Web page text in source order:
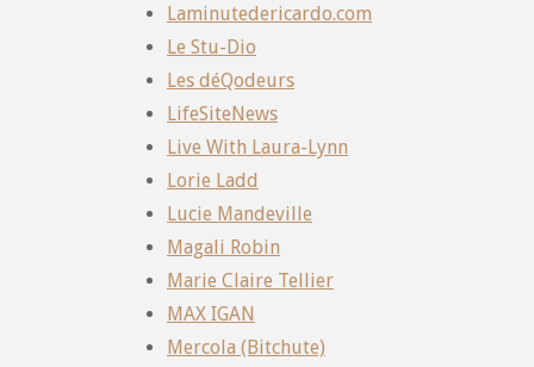
Laminutedericardo.com
Le Stu-Dio
Les déQodeurs
LifeSiteNews
Live With Laura-Lynn
Lorie Ladd
Lucie Mandeville
Magali Robin
Marie Claire Tellier
MAX IGAN
Mercola (Bitchute)